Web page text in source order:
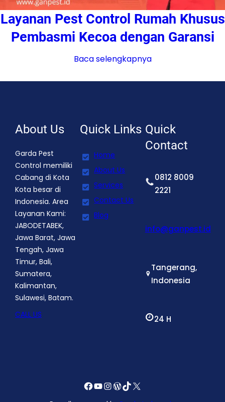
Layanan Pest Control Rumah Khusus
Pembasmi Kecoa dengan Garansi
Baca selengkapnya
About Us
Garda Pest
Control memiliki
Cabang di Kota
Kota besar di
Indonesia. Area
Layanan Kami:
JABODETABEK,
Jawa Barat, Jawa
Tengah, Jawa
Timur, Bali,
Sumatera,
Kalimantan,
Sulawesi, Batam.
CALL US
Quick Links
Home
About Us
Services
Contact Us
Blog
Quick
Contact
0812 8009
2221
info@ganpest.id
Tangerang,
Indonesia
24 H
Facebook
YouTube
Instagram
WordPress
TikTok
X